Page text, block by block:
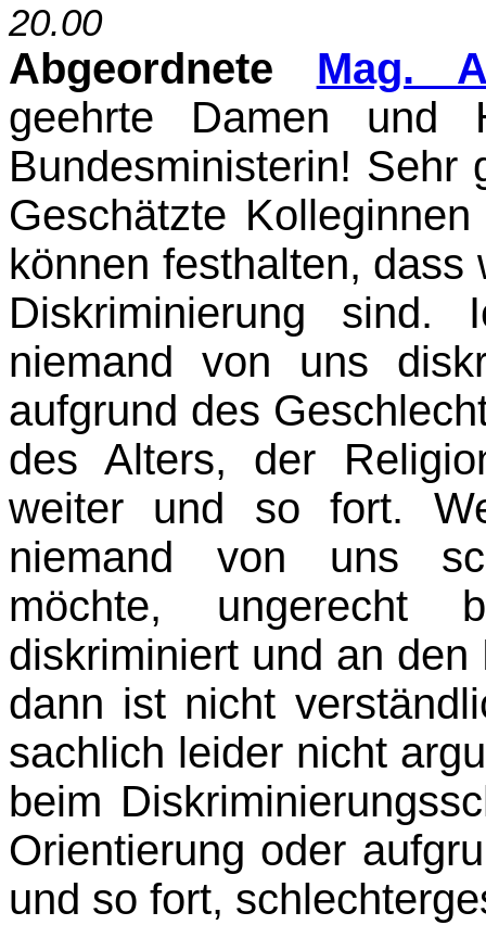
20.00
Abgeordnete Mag.
geehrte Damen und
Bundesministerin! Sehr
Geschätzte
können festhalten,
Diskriminierung
niemand von uns
aufgrund des
des Alters, der
weiter und so fort.
niemand von uns
möchte, ungerecht
diskriminiert und an
dann ist nicht
sachlich leider nicht
beim
Orientierung oder
und so fort,